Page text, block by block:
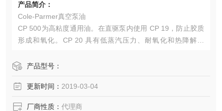
产品简介：
Cole-Parmer真空泵油
CP 500为高粘度通用油。在直驱泵内使用 CP 19，防止胶质
形成和氧化。CP 20 具有低蒸汽压力、耐氧化和热降解特
mL。产品型号：
更新时间： 2019-03-04
厂商性质： 代理商